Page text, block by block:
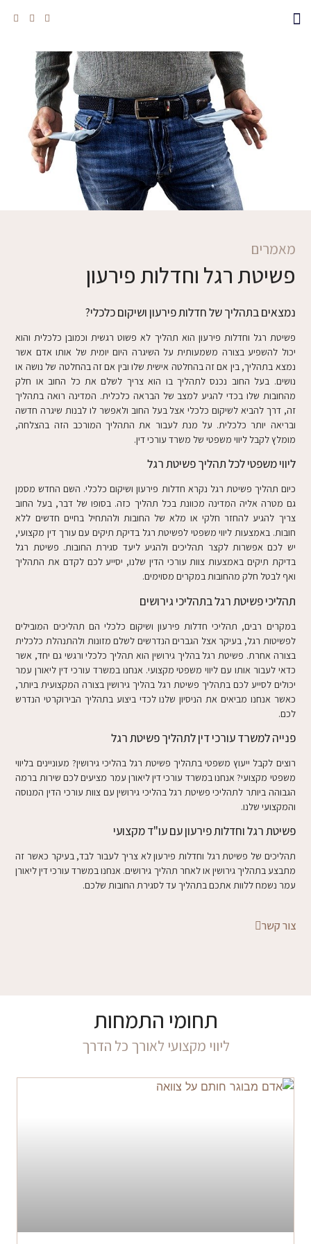
מאמרים
פשיטת רגל וחדלות פירעון
נמצאים בתהליך של חדלות פירעון ושיקום כלכלי?
פשיטת רגל וחדלות פירעון הוא תהליך לא פשוט רגשית וכמובן כלכלית והוא
יכול להשפיע בצורה משמעותית על השיגרה היום יומית של אותו אדם אשר
נמצא בתהליך, בין אם זה בהחלטה אישית שלו ובין אם זה בהחלטה של נושה או
נושים. בעל החוב נכנס לתהליך בו הוא צריך לשלם את כל החוב או חלק
מהחובות שלו בכדי להגיע למצב של הבראה כלכלית. המדינה רואה בתהליך
זה, דרך להביא לשיקום כלכלי אצל בעל החוב ולאפשר לו לבנות שיגרה חדשה
ובריאה יותר כלכלית. על מנת לעבור את התהליך המורכב הזה בהצלחה,
מומלץ לקבל ליווי משפטי של משרד עורכי דין.
ליווי משפטי לכל תהליך פשיטת רגל
כיום תהליך פשיטת רגל נקרא חדלות פירעון ושיקום כלכלי. השם החדש מסמן
גם מטרה אליה המדינה מכוונת בכל תהליך כזה. בסופו של דבר, בעל החוב
צריך להגיע להחזר חלקי או מלא של החובות ולהתחיל בחיים חדשים ללא
חובות. באמצעות ליווי משפטי לפשיטת רגל בדיקת תיקים עם עורך דין מקצועי,
יש לכם אפשרות לקצר תהליכים ולהגיע ליעד סגירת החובות. פשיטת רגל
בדיקת תיקים באמצעות צוות עורכי הדין שלנו, יסייע לכם לקדם את התהליך
ואף לבטל חלק מהחובות במקרים מסוימים.
תהליכי פשיטת רגל בתהליכי גירושים
במקרים רבים, תהליכי חדלות פירעון ושיקום כלכלי הם תהליכים המובילים
לפשיטות רגל, בעיקר אצל הגברים הנדרשים לשלם מזונות ולהתנהלת כלכלית
בצורה אחרת. פשיטת רגל בהליך גירושין הוא תהליך כלכלי ורגשי גם יחד, אשר
כדאי לעבור אותו עם ליווי משפטי מקצועי. אנחנו במשרד עורכי דין ליאורן עמר
יכולים לסייע לכם בתהליך פשיטת רגל בהליך גירושין בצורה המקצועית ביותר,
כאשר אנחנו מביאים את הניסיון שלנו לכדי ביצוע בתהליך הבירוקרטי הנדרש
לכם.
פנייה למשרד עורכי דין לתהליך פשיטת רגל
רוצים לקבל ייעוץ משפטי בתהליך פשיטת רגל בהליכי גירושין? מעוניינים בליווי
משפטי מקצועי? אנחנו במשרד עורכי דין ליאורן עמר מציעים לכם שירות ברמה
הגבוהה ביותר לתהליכי פשיטת רגל בהליכי גירושין עם צוות עורכי הדין המנוסה
והמקצועי שלנו.
פשיטת רגל וחדלות פירעון עם עו"ד מקצועי
תהליכים של פשיטת רגל וחדלות פירעון לא צריך לעבור לבד, בעיקר כאשר זה
מתבצע בתהליך גירושין או לאחר תהליך גירושים. אנחנו במשרד עורכי דין ליאורן
עמר נשמח ללוות אתכם בתהליך עד לסגירת החובות שלכם.
צור קשר
תחומי התמחות
ליווי מקצועי לאורך כל הדרך